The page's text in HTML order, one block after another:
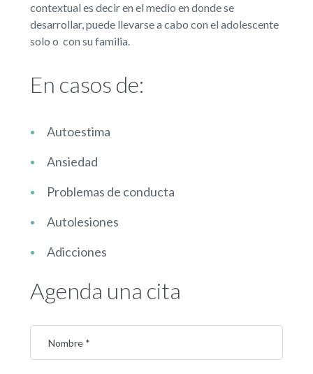
contextual es decir en el medio en donde se
desarrollar, puede llevarse a cabo con el adolescente
solo o con su familia.
En casos de:
Autoestima
Ansiedad
Problemas de conducta
Autolesiones
Adicciones
Agenda una cita